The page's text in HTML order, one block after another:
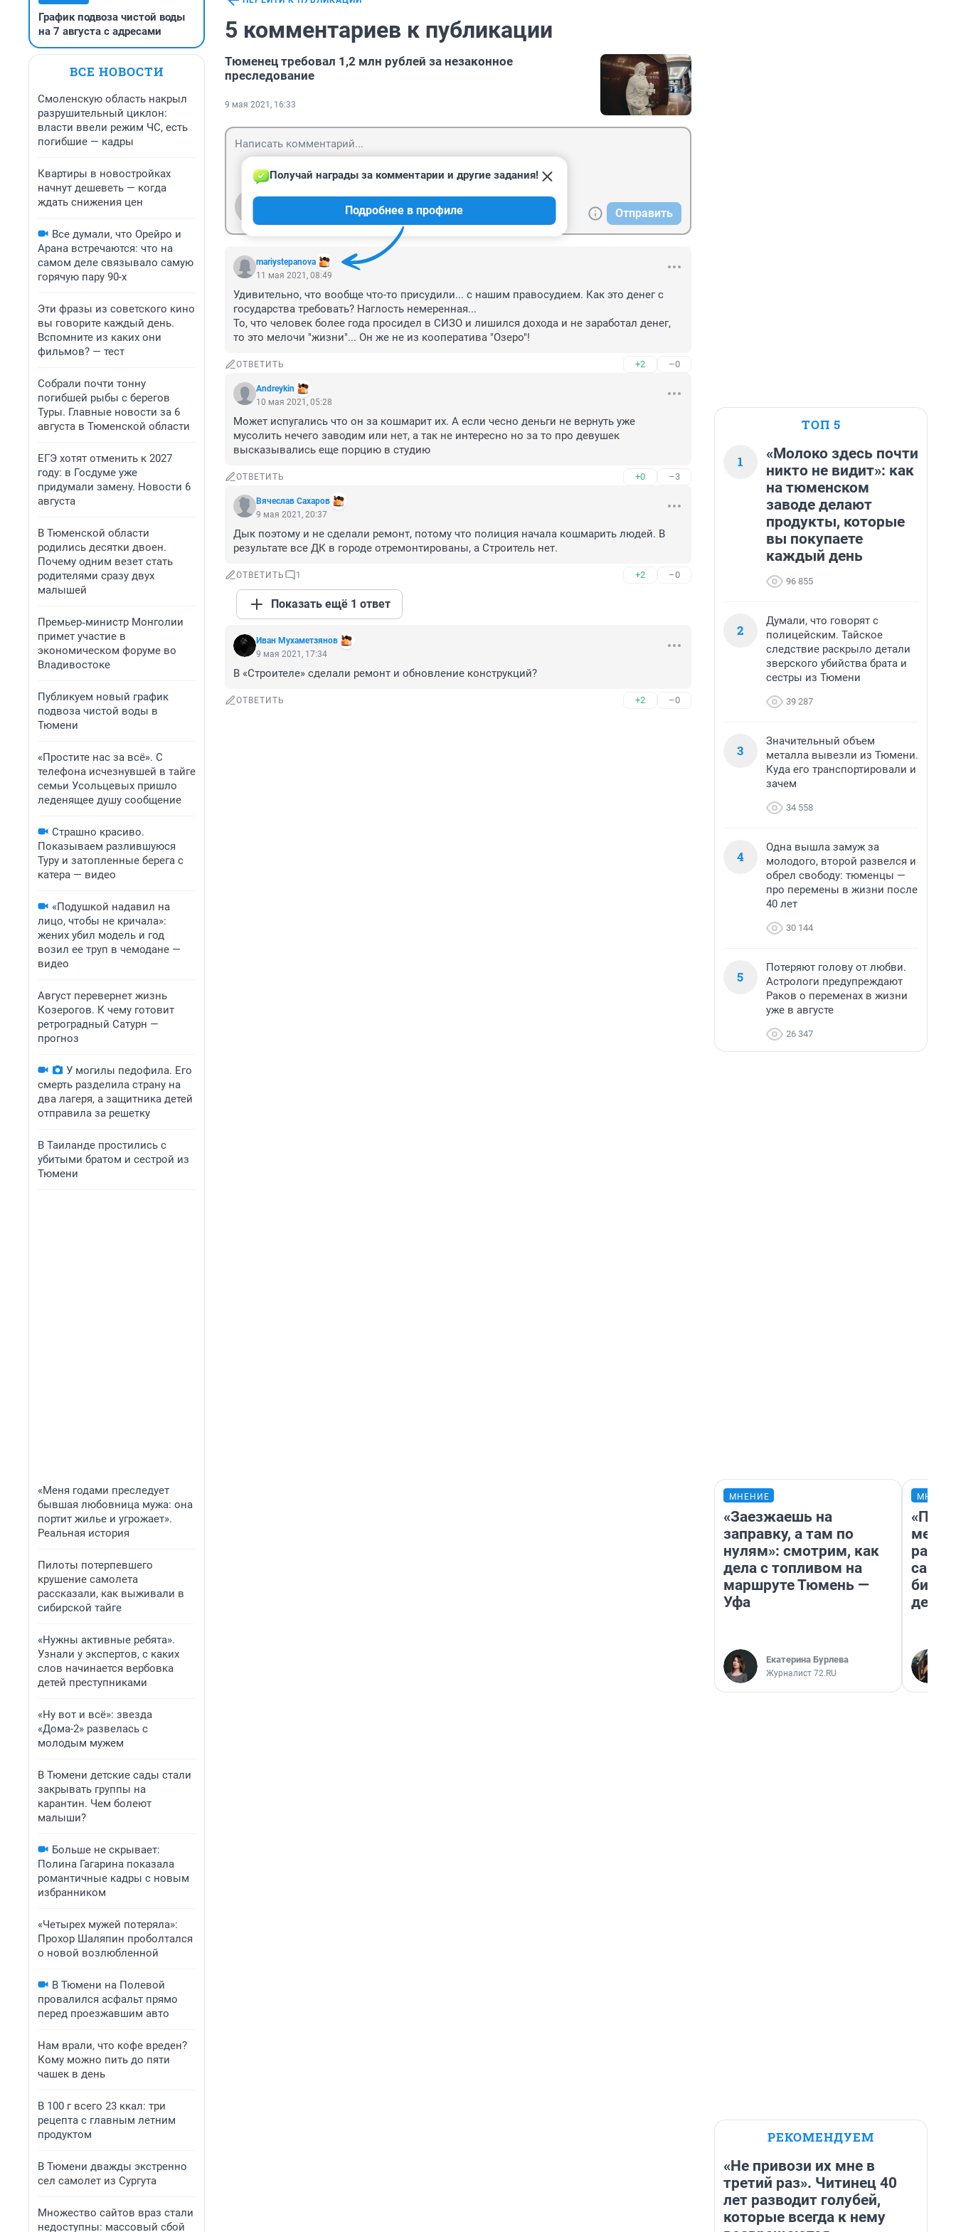
График подвоза чистой воды
на 7 августа с адресами
ВСЕ НОВОСТИ
Смоленскую область накрыл
разрушительный циклон:
власти ввели режим ЧС, есть
погибшие — кадры
Квартиры в новостройках
начнут дешеветь — когда
ждать снижения цен
Все думали, что Орейро и
Арана встречаются: что на
самом деле связывало самую
горячую пару 90-х
Эти фразы из советского кино
вы говорите каждый день.
Вспомните из каких они
фильмов? — тест
Собрали почти тонну
погибшей рыбы с берегов
Туры. Главные новости за 6
августа в Тюменской области
ЕГЭ хотят отменить к 2027
году: в Госдуме уже
придумали замену. Новости 6
августа
В Тюменской области
родились десятки двоен.
Почему одним везет стать
родителями сразу двух
малышей
Премьер‑министр Монголии
примет участие в
экономическом форуме во
Владивостоке
Публикуем новый график
подвоза чистой воды в
Тюмени
«Простите нас за всё». С
телефона исчезнувшей в тайге
семьи Усольцевых пришло
леденящее душу сообщение
Страшно красиво.
Показываем разлившуюся
Туру и затопленные берега с
катера — видео
«Подушкой надавил на
лицо, чтобы не кричала»:
жених убил модель и год
возил ее труп в чемодане —
видео
Август перевернет жизнь
Козерогов. К чему готовит
ретроградный Сатурн —
прогноз
У могилы педофила. Его
смерть разделила страну на
два лагеря, а защитника детей
отправила за решетку
В Таиланде простились с
убитыми братом и сестрой из
Тюмени
«Меня годами преследует
бывшая любовница мужа: она
портит жилье и угрожает».
Реальная история
Пилоты потерпевшего
крушение самолета
рассказали, как выживали в
сибирской тайге
«Нужны активные ребята».
Узнали у экспертов, с каких
слов начинается вербовка
детей преступниками
«Ну вот и всё»: звезда
«Дома-2» развелась с
молодым мужем
В Тюмени детские сады стали
закрывать группы на
карантин. Чем болеют
малыши?
Больше не скрывает:
Полина Гагарина показала
романтичные кадры с новым
избранником
«Четырех мужей потеряла»:
Прохор Шаляпин проболтался
о новой возлюбленной
В Тюмени на Полевой
провалился асфальт прямо
перед проезжавшим авто
Нам врали, что кофе вреден?
Кому можно пить до пяти
чашек в день
В 100 г всего 23 ккал: три
рецепта с главным летним
продуктом
В Тюмени дважды экстренно
сел самолет из Сургута
Множество сайтов враз стали
недоступны: массовый сбой
5 комментариев к публикации
Тюменец требовал 1,2 млн рублей за незаконное
преследование
9 мая 2021, 16:33
Отправить
mariystepanova
Получай награды за комментарии и другие задания!
Подробнее в профиле
11 мая 2021, 08:49
Удивительно, что вообще что-то присудили... с нашим правосудием. Как это денег с
государства требовать? Наглость немеренная...
То, что человек более года просидел в СИЗО и лишился дохода и не заработал денег,
то это мелочи "жизни"... Он же не из кооператива "Озеро"!
ОТВЕТИТЬ +2 –0
Andreykin
10 мая 2021, 05:28
Может испугались что он за кошмарит их. А если чесно деньги не вернуть уже
мусолить нечего заводим или нет, а так не интересно но за то про девушек
высказывались еще порцию в студию
ОТВЕТИТЬ +0 –3
Вячеслав Сахаров
9 мая 2021, 20:37
Дык поэтому и не сделали ремонт, потому что полиция начала кошмарить людей. В
результате все ДК в городе отремонтированы, а Строитель нет.
ОТВЕТИТЬ 1 +2 –0
Показать ещё 1 ответ
Иван Мухаметзянов
9 мая 2021, 17:34
В «Строителе» сделали ремонт и обновление конструкций?
ОТВЕТИТЬ +2 –0
ТОП 5
1
«Молоко здесь почти
никто не видит»: как
на тюменском
заводе делают
продукты, которые
вы покупаете
каждый день
96 855
2
Думали, что говорят с
полицейским. Тайское
следствие раскрыло детали
зверского убийства брата и
сестры из Тюмени
39 287
3
Значительный объем
металла вывезли из Тюмени.
Куда его транспортировали и
зачем
34 558
4
Одна вышла замуж за
молодого, второй развелся и
обрел свободу: тюменцы —
про перемены в жизни после
40 лет
30 144
5
Потеряют голову от любви.
Астрологи предупреждают
Раков о переменах в жизни
уже в августе
26 347
МНЕНИЕ
«Заезжаешь на
заправку, а там по
нулям»: смотрим, как
дела с топливом на
маршруте Тюмень —
Уфа
Екатерина Бурлева
Журналист 72.RU
РЕКОМЕНДУЕМ
«Не привози их мне в
третий раз». Читинец 40
лет разводит голубей,
которые всегда к нему